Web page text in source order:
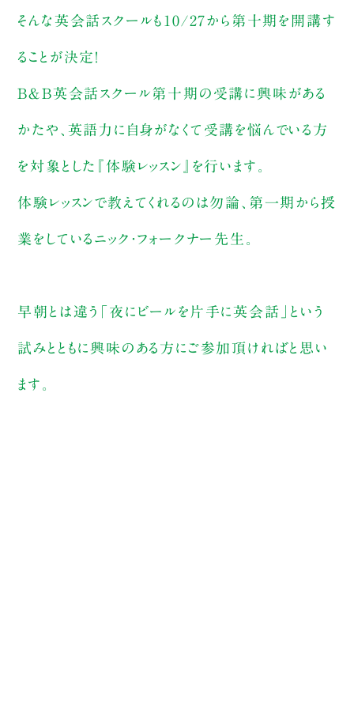
そんな英会話スクールも10/27から第十期を開講す
ることが決定！
B＆B英会話スクール第十期の受講に興味がある
かたや、英語力に自身がなくて受講を悩んでいる方
を対象とした『体験レッスン』を行います。
体験レッスンで教えてくれるのは勿論、第一期から授
業をしているニック・フォークナー先生。
早朝とは違う「夜にビールを片手に英会話」という
試みとともに興味のある方にご参加頂ければと思い
ます。